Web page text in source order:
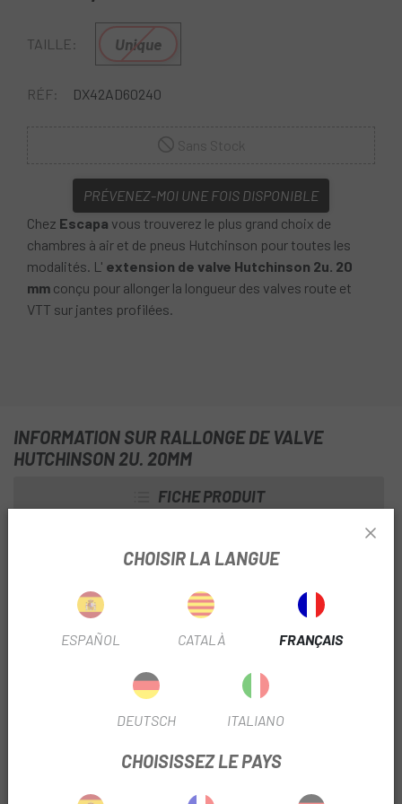
TAILLE: Unique
RÉF: DX42AD60240
PRÉVENEZ-MOI UNE FOIS DISPONIBLE
Chez Escapa vous trouverez le plus grand choix de
chambres à air et de pneus Hutchinson pour toutes les
modalités. L' extension de valve Hutchinson 2u. 20
mm conçu pour allonger la longueur des valves route et
VTT sur jantes profilées.
INFORMATION SUR RALLONGE DE VALVE
HUTCHINSON 2U. 20MM
FICHE PRODUIT
Adaptez vos chambres à air aux pneus.
CHOISIR LA LANGUE
ESPAÑOL CATALÀ FRANÇAIS
DEUTSCH ITALIANO
CHOISISSEZ LE PAYS